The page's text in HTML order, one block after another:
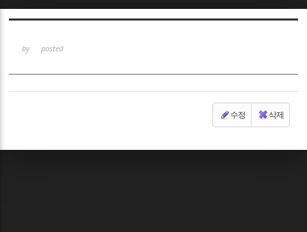
by posted
수정 삭제
Sketchbook5, 스케치북5
Sketchbook5, 스케치북5